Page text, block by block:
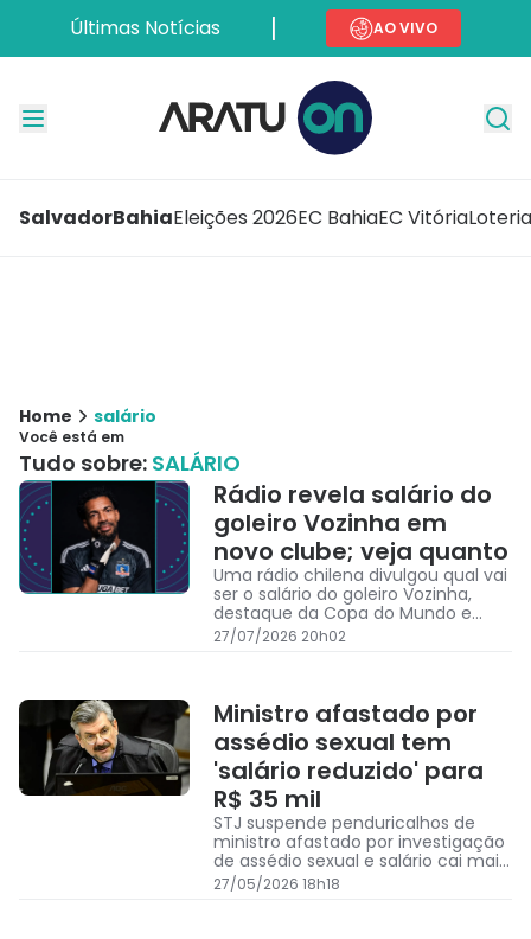
Últimas Notícias AO VIVO
SalvadorBahiaEleições 2026EC BahiaEC Vitória
Home salário
Você está em
Tudo sobre: SALÁRIO
Rádio revela salário do
goleiro Vozinha em
novo clube; veja quanto
Uma rádio chilena divulgou qual vai
ser o salário do goleiro Vozinha,
destaque da Copa do Mundo e
recém-contratado pelo Colo-Colo
27/07/2026 20h02
Ministro afastado por
assédio sexual tem
'salário reduzido' para
R$ 35 mil
STJ suspende penduricalhos de
ministro afastado por investigação
de assédio sexual e salário cai mais
de R$ 60 mil
27/05/2026 18h18